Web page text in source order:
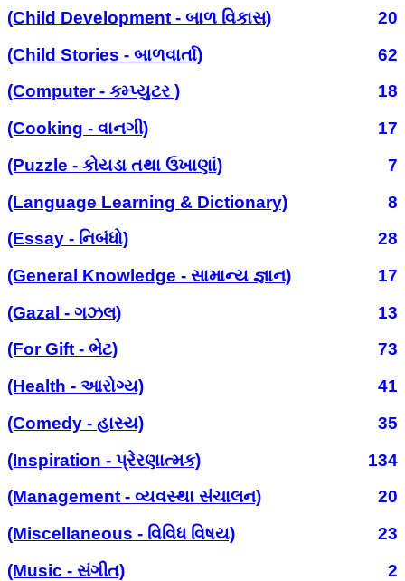
(Child Development - બાળ વિકાસ)
20
(Child Stories - બાળવાર્તા)
62
(Computer - કમ્પ્યુટર )
18
(Cooking - વાનગી)
17
(Puzzle - કોયડા તથા ઉખાણાં)
7
(Language Learning & Dictionary)
8
(Essay - નિબંધો)
28
(General Knowledge - સામાન્ય જ્ઞાન)
17
(Gazal - ગઝલ)
13
(For Gift - ભેટ)
73
(Health - આરોગ્ય)
41
(Comedy - હાસ્ય)
35
(Inspiration - પ્રેરણાત્મક)
134
(Management - વ્યવસ્થા સંચાલન)
20
(Miscellaneous - વિવિધ વિષય)
23
(Music - સંગીત)
2